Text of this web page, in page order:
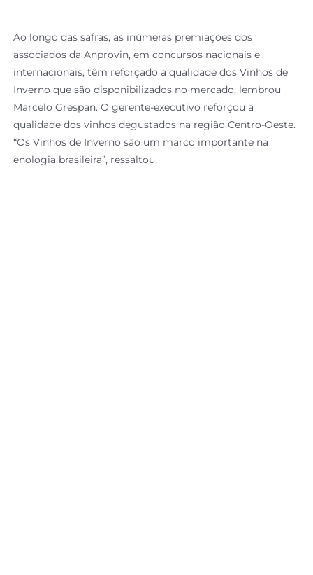
Ao longo das safras, as inúmeras premiações dos
associados da Anprovin, em concursos nacionais e
internacionais, têm reforçado a qualidade dos Vinhos de
Inverno que são disponibilizados no mercado, lembrou
Marcelo Grespan. O gerente-executivo reforçou a
qualidade dos vinhos degustados na região Centro-Oeste.
“Os Vinhos de Inverno são um marco importante na
enologia brasileira”, ressaltou.